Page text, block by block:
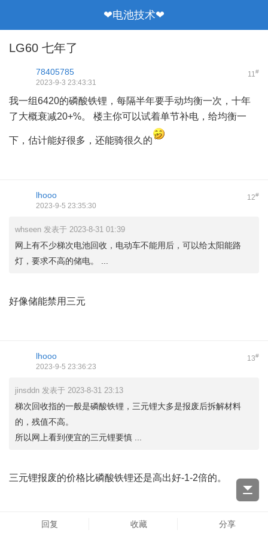
❤电池技术❤
LG60 七年了
点击重新加载 11#
78405785
2023-9-3 23:43:31
我一组6420的磷酸铁锂，每隔半年要手动均衡一次，十年
了大概衰减20+%。 楼主你可以试着单节补电，给均衡一
下，估计能好很多，还能骑很久的
点击重新加载 12#
lhooo
2023-9-5 23:35:30
whseen 发表于 2023-8-31 01:39
网上有不少梯次电池回收，电动车不能用后，可以给太阳能路
灯，要求不高的储电。 ...
好像储能禁用三元
点击重新加载 13#
lhooo
2023-9-5 23:36:23
jinsddn 发表于 2023-8-31 23:13
梯次回收指的一般是磷酸铁锂，三元锂大多是报废后拆解材料
的，残值不高。
所以网上看到便宜的三元锂要慎 ...
三元锂报废的价格比磷酸铁锂还是高出好-1-2倍的。
回复 收藏 分享